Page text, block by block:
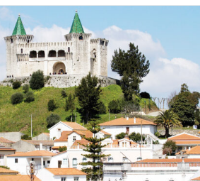
Ofertas para